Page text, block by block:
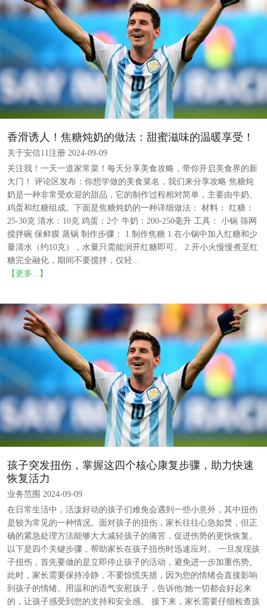
香滑诱人！焦糖炖奶的做法：甜蜜滋味的温暖享受！
关于安信11注册 2024-09-09
关注我！一天一道家常菜！每天分享美食攻略，带你开启美食界的新
大门！ 评论区发布：你想学做的美食菜名，我们来分享攻略 焦糖炖
奶是一种非常受欢迎的甜品，它的制作过程相对简单，主要由牛奶、
鸡蛋和红糖组成。下面是焦糖炖奶的一种详细做法： 材料： 红糖：
25-30克 清水：10克 鸡蛋：2个 牛奶：200-250毫升 工具： 小锅 筛网
搅拌碗 保鲜膜 蒸锅 制作步骤： 1.制作焦糖 1.在小锅中加入红糖和少
量清水（约10克），水量只需能润开红糖即可。 2.开小火慢慢煮至红
糖完全融化，期间不要搅拌，仅轻...
【更多...】
孩子突发扭伤，掌握这四个核心康复步骤，助力快速
恢复活力
业务范围 2024-09-09
在日常生活中，活泼好动的孩子们难免会遇到一些小意外，其中扭伤
是较为常见的一种情况。面对孩子的扭伤，家长往往心急如焚，但正
确的紧急处理方法能够大大减轻孩子的痛苦，促进伤势的更快恢复。
以下是四个关键步骤，帮助家长在孩子扭伤时迅速应对。 一旦发现孩
子扭伤，首先要做的是立即停止孩子的活动，避免进一步加重伤势。
此时，家长需要保持冷静，不要惊慌失措，因为您的情绪会直接影响
到孩子的情绪。用温和的语气安慰孩子，告诉他/她一切都会好起来
的，让孩子感受到您的支持和安全感。 接下来，家长需要仔细检查孩